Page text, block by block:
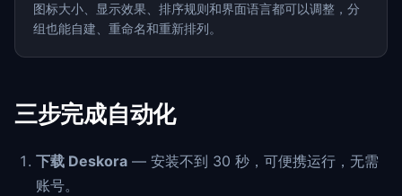
图标大小、显示效果、排序规则和界面语言都可以调整，分
组也能自建、重命名和重新排列。
三步完成自动化
下载 Deskora — 安装不到 30 秒，可便携运行，无需
账号。